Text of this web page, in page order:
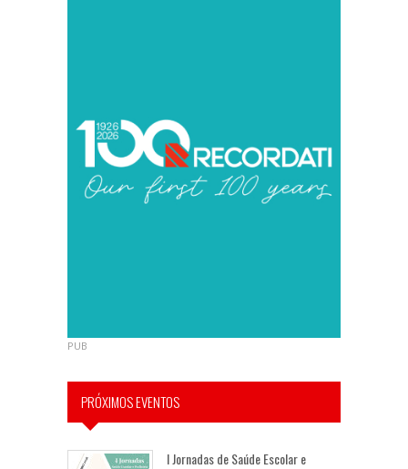
PUB
PRÓXIMOS EVENTOS
I Jornadas de Saúde Escolar e